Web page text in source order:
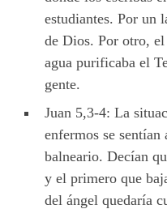
estudiantes. Por un
de Dios. Por otro,
agua purificaba el
gente.
Juan 5,3-4: La
enfermos se sentían
balneario. Decían
y el primero que
del ángel quedaría